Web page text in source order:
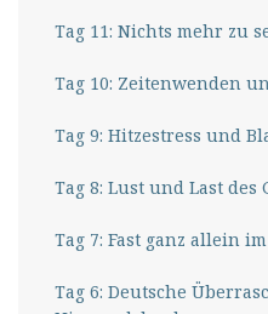
Tag 11: Nichts mehr zu
Tag 10: Zeitenwenden
Tag 9: Hitzestress und
Tag 8: Lust und Last des
Tag 7: Fast ganz
Tag 6: Deutsche